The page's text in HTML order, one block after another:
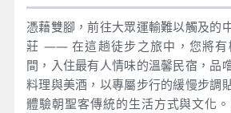
憑藉雙腳，前往大眾運輸難以觸及的
莊 —— 在這趟徒步之旅中，您將有
間，入住最有人情味的溫馨民宿，品
料理與美酒，以專屬步行的緩慢步調
體驗朝聖客傳統的生活方式與文化